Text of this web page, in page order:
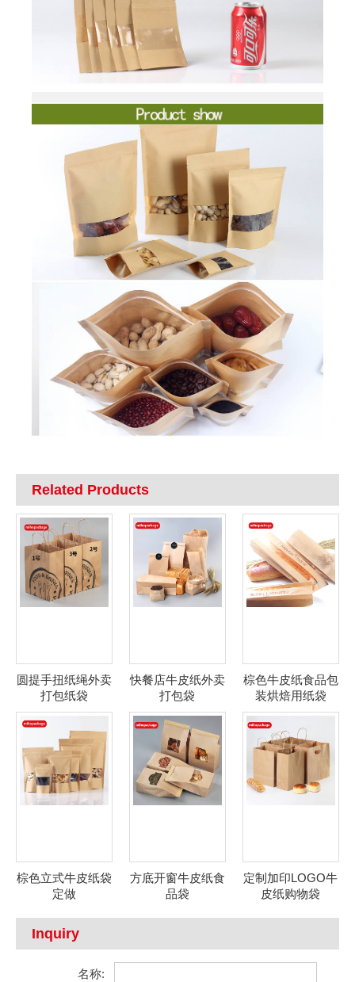
Related Products
圆提手扭纸绳外卖
打包纸袋
快餐店牛皮纸外卖
打包袋
棕色牛皮纸食品包
装烘焙用纸袋
棕色立式牛皮纸袋
定做
方底开窗牛皮纸食
品袋
定制加印LOGO牛
皮纸购物袋
Inquiry
名称: